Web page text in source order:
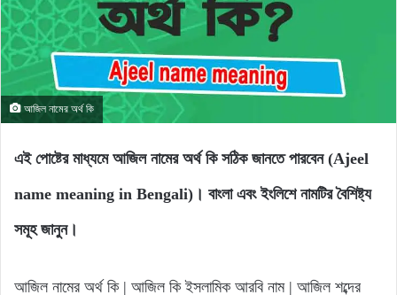
আজিল নামের অর্থ কি
এই পোষ্টের মাধ্যমে আজিল নামের অর্থ কি সঠিক জানতে পারবেন (Ajeel
name meaning in Bengali)। বাংলা এবং ইংলিশে নামটির বৈশিষ্ট্য
সমূহ জানুন।
আজিল নামের অর্থ কি | আজিল কি ইসলামিক আরবি নাম | আজিল শব্দের